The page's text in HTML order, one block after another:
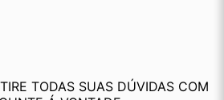
TODAS SUAS DÚVIDAS COM